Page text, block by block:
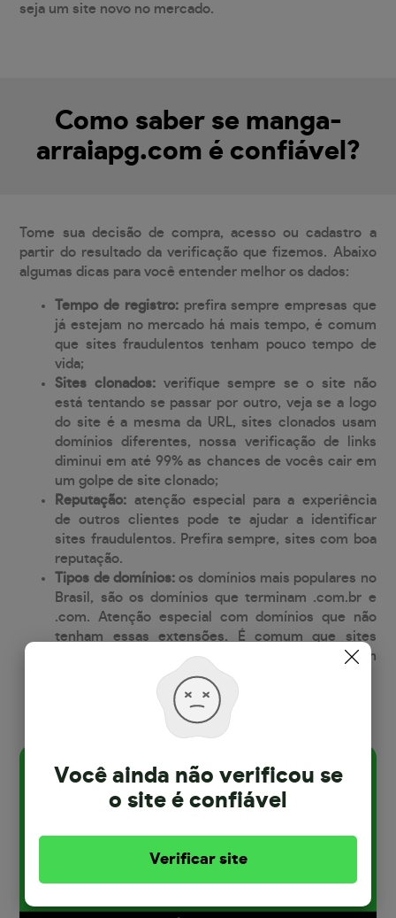
seja um site novo no mercado.
Como saber se manga-
arraiapg.com é confiável?
Tome sua decisão de compra, acesso ou cadastro a
partir do resultado da verificação que fizemos. Abaixo
algumas dicas para você entender melhor os dados:
Tempo de registro: prefira sempre empresas que
já estejam no mercado há mais tempo, é comum
que sites fraudulentos tenham pouco tempo de
vida;
Sites clonados: verifique sempre se o site não
está tentando se passar por outro, veja se a logo
do site é a mesma da URL, sites clonados usam
domínios diferentes, nossa verificação de links
diminui em até 99% as chances de vocês cair em
um golpe de site clonado;
Reputação: atenção especial para a experiência
de outros clientes pode te ajudar a identificar
sites fraudulentos. Prefira sempre, sites com boa
reputação.
Tipos de domínios:os domínios mais populares no
Brasil, são os domínios que terminam .com.br e
.com. Atenção especial com domínios que não
tenham essas extensões. É comum que sites
criminosos, usem extensões como: .xyz, .ru, .cn
Você ainda não verificou se
o site é confiável
Verificar site